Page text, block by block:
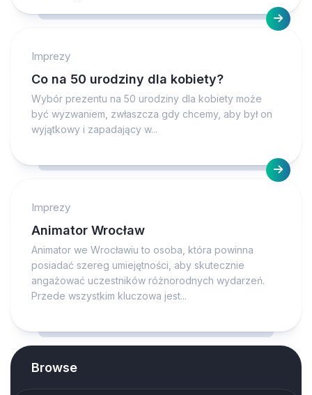
Imprezy
Co na 50 urodziny dla kobiety?
Wybór prezentu na 50 urodziny dla kobiety może
być wyzwaniem, zwłaszcza gdy chcemy, aby był on
wyjątkowy i zapadający w...
Imprezy
Animator Wrocław
Animator we Wrocławiu to osoba, która powinna
posiadać szereg umiejętności, aby skutecznie
angażować uczestników różnorodnych wydarzeń.
Przede wszystkim kluczowa jest...
Browse